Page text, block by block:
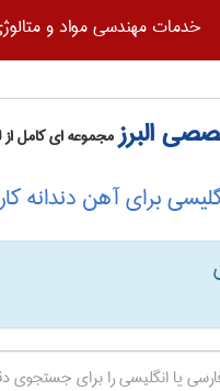
خدمات مهندسی مواد و
البرزمجموعه ای کامل
برای آهن دندانه